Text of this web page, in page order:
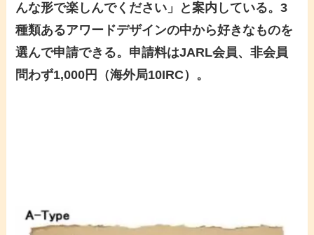
んな形で楽しんでください」と案内している。3
種類あるアワードデザインの中から好きなものを
選んで申請できる。申請料はJARL会員、非会員
問わず1,000円（海外局10IRC）。